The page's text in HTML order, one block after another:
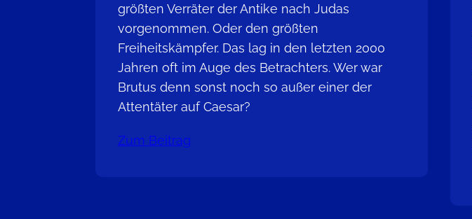
größten Verräter der Antike nach Judas
vorgenommen. Oder den größten
Freiheitskämpfer. Das lag in den letzten 2000
Jahren oft im Auge des Betrachters. Wer war
Brutus denn sonst noch so außer einer der
Attentäter auf Caesar?
Zum Beitrag